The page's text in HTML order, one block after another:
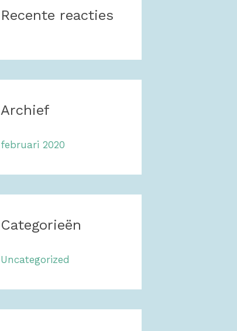
Recente reacties
Archief
februari 2020
Categorieën
Uncategorized